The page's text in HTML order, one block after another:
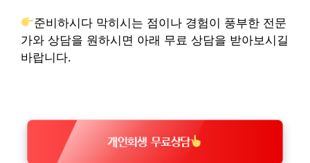
준비하시다 막히시는 점이나 경험이 풍부한 전문
가와 상담을 원하시면 아래 무료 상담을 받아보시길
바랍니다.
개인회생 무료상담